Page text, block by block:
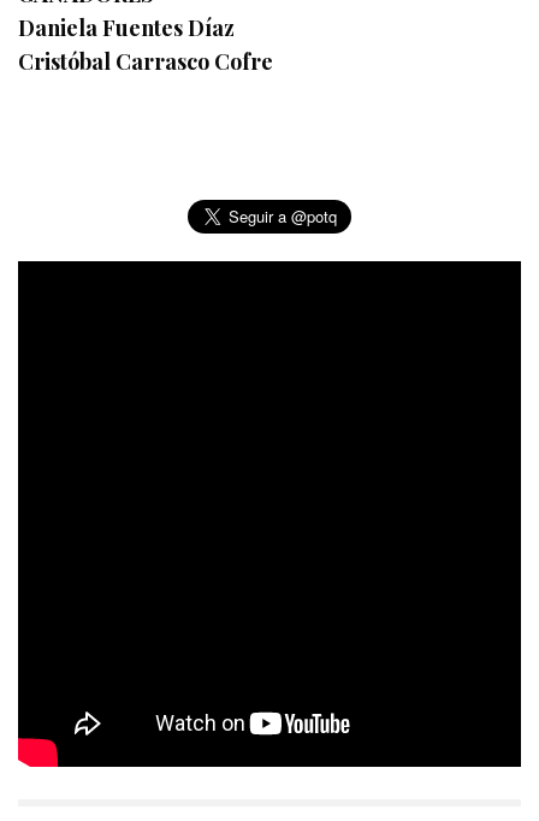
Daniela Fuentes Díaz
Cristóbal Carrasco Cofre